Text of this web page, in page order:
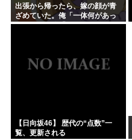
出張から帰ったら、嫁の顔が青
ざめていた。俺「一体何があっ
たんだ？」嫁「…」→子供たち
【日向坂46】 歴代の“点数”一
覧、更新される